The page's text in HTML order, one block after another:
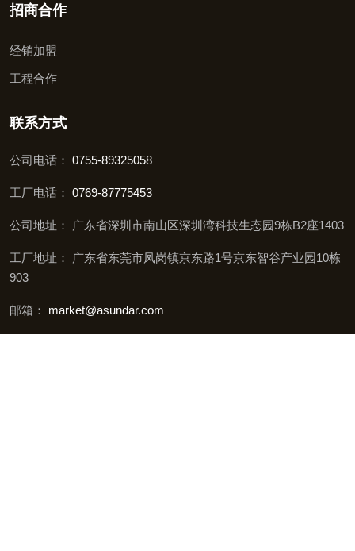
招商合作
经销加盟
工程合作
联系方式
公司电话： 0755-89325058
工厂电话： 0769-87775453
公司地址： 广东省深圳市南山区深圳湾科技生态园9栋B2座1403
工厂地址： 广东省东莞市凤岗镇京东路1号京东智谷产业园10栋
903
邮箱： market@asundar.com